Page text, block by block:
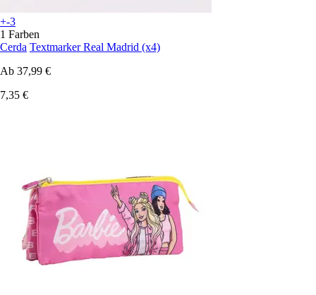
+-3
1 Farben
Cerda Textmarker Real Madrid (x4)
Ab 37,99 €
7,35 €